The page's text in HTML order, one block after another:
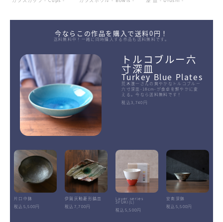
今ならこの作品を購入で送料0円！
送料無料中！一緒に同時購入する作品も送料無料です。
トルコブルー六
寸深皿
Turkey Blue Plates
荒木漢一さんの爽やかなトルコブルー
六寸深皿-18cm-が食卓を鮮やかに変
える。今なら送料無料です！
税込3,740円
片口中鉢
税込5,500円
伊賀灰釉菱形鎬皿
税込7,700円
Layer.series
SYUKI(L)
税込5,500円
安南深鉢
税込5,500円